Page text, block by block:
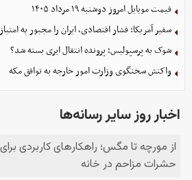
قیمت موبایل‌ امروز دوشنبه ۱۹ مرداد ۱۴۰۵
سفیر آمریکا: فشار اقتصادی، ایران را مجبور به
شوک به پرسپولیس؛ پرونده انتقال ایری بسته شد؟
واکنش سخنگوی وزارت امور خارجه به توافق مکه